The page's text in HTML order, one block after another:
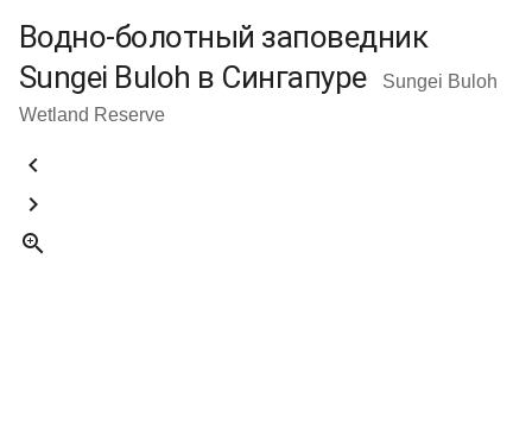
Водно-болотный заповедник
Sungei Buloh в Сингапуре
Sungei Buloh
Wetland Reserve


